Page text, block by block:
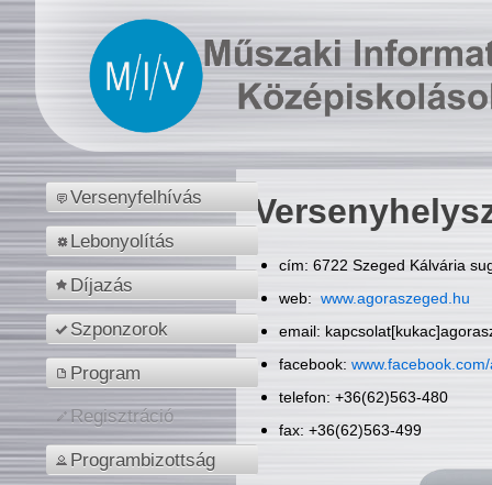
Versenyfelhívás
Lebonyolítás
Díjazás
Szponzorok
Program
Regisztráció
Programbizottság
cím: 6722 Szeged Kálvária
web: www.agoraszeged.hu
email:
facebook:
telefon: +36(62)563-480
fax: +36(62)563-499